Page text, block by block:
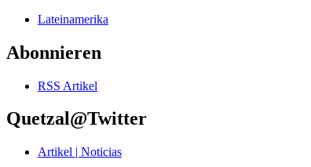
Lateinamerika
Abonnieren
RSS Artikel
Quetzal@Twitter
Artikel | Noticias